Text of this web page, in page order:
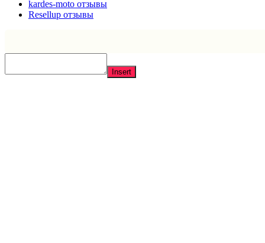
kardes-moto отзывы
Resellup отзывы
Insert